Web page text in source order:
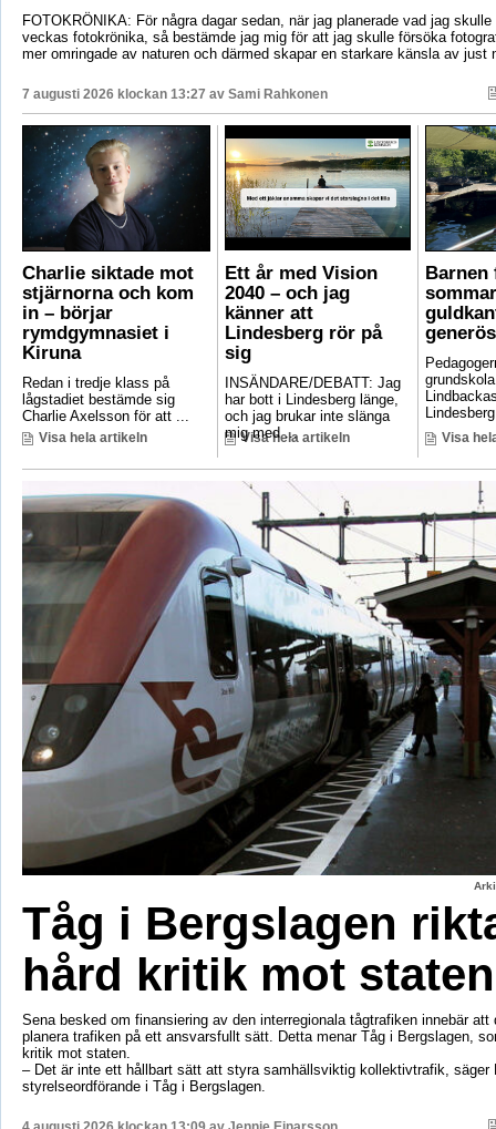
FOTOKRÖNIKA: För några dagar sedan, när jag planerade vad jag
veckas fotokrönika, så bestämde jag mig för att jag skulle försöka
mer omringade av naturen och därmed skapar en starkare känsla av just
7 augusti 2026 klockan 13:27 av Sami Rahkonen
Charlie siktade mot
stjärnorna och kom
in – börjar
rymdgymnasiet i
Kiruna
Redan i tredje klass på
lågstadiet bestämde sig
Charlie Axelsson för att ...
Visa hela artikeln
Ett år med Vision
2040 – och jag
känner att
Lindesberg rör på
sig
INSÄNDARE/DEBATT: Jag
har bott i Lindesberg länge,
och jag brukar inte slänga
mig med ...
Visa hela artikeln
Barnen
Visa
Tåg i Bergslagen
hård kritik mot staten
Sena besked om finansiering av den interregionala tågtrafiken innebär att
planera trafiken på ett ansvarsfullt sätt. Detta menar Tåg i Bergslagen,
kritik mot staten.
– Det är inte ett hållbart sätt att styra samhällsviktig kollektivtrafik, säger
styrelseordförande i Tåg i Bergslagen.